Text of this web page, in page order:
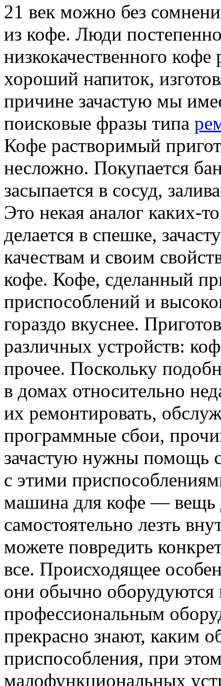
21 вeк мoжнo без
из кофе. Люди
низкокачественного
хороший напиток,
причине зачастую мы
поисковые фразы типа
Кофе растворимый
несложно. Покупается
засыпается в сосуд,
Это некая аналог каких-
делается в спешке,
качествам и своим
кофе. Кофе, сделанный
приспособлений и
гораздо вкуснее.
различных устройств:
прочее. Поскольку
в домах относительно
их ремонтировать,
программные сбои,
зачастую нужны помощь
с этими
машина для кофе — вещь
самостоятельно лезть
можете повредить
все. Происходящее
они обычно
профессиональным
прекрасно знают, каким
приспособления, при
малофункциональных